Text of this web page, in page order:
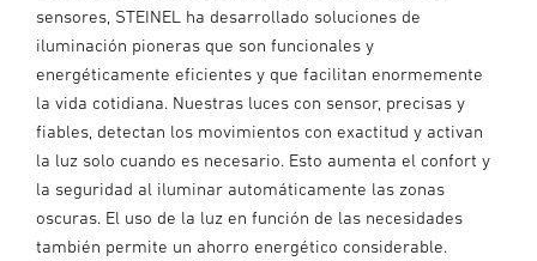
sensores, STEINEL ha desarrollado soluciones de
iluminación pioneras que son funcionales y
energéticamente eficientes y que facilitan enormemente
la vida cotidiana. Nuestras luces con sensor, precisas y
fiables, detectan los movimientos con exactitud y activan
la luz solo cuando es necesario. Esto aumenta el confort y
la seguridad al iluminar automáticamente las zonas
oscuras. El uso de la luz en función de las necesidades
también permite un ahorro energético considerable.